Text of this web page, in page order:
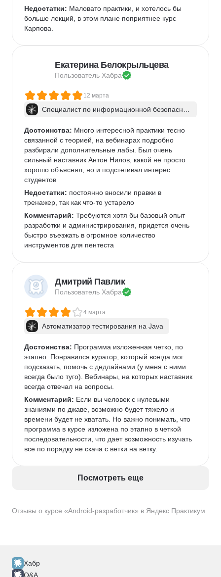
Отзывы о курсе «Android-разработчик» в Яндекс Практикум
Недостатки: Маловато практики, и хотелось бы
больше лекций, в этом плане поприятнее курс
Карпова.
Екатерина Белокрыльцева
Пользователь Хабра
12 марта
Специалист по информационной безопаснос
Достоинства: Много интересной практики тесно
связанной с теорией, на вебинарах подробно
разбирали дополнительные лабы. Был очень
сильный наставник Антон Нилов, какой не просто
хорошо объяснял, но и подстегивал интерес
студентов
Недостатки: постоянно вносили правки в
тренажер, так как что-то устарело
Комментарий: Требуются хотя бы базовый опыт
разработки и администрирования, придется очень
быстро въезжать в огромное количество
инструментов для пентеста
Дмитрий Павлик
Пользователь Хабра
4 марта
Автоматизатор тестирования на Java
Достоинства: Программа изложенная четко, по
этапно. Понравился куратор, который всегда мог
подсказать, помочь с дедлайнами (у меня с ними
всегда было туго). Вебинары, на которых наставник
всегда отвечал на вопросы.
Комментарий: Если вы человек с нулевыми
знаниями по джаве, возможно будет тяжело и
времени будет не хватать. Но важно понимать, что
программа в курсе изложена по этапно в четкой
последовательности, что дает возможность изучать
все по порядку не скача с ветки на ветку.
Посмотреть еще
Хабр
Q&A